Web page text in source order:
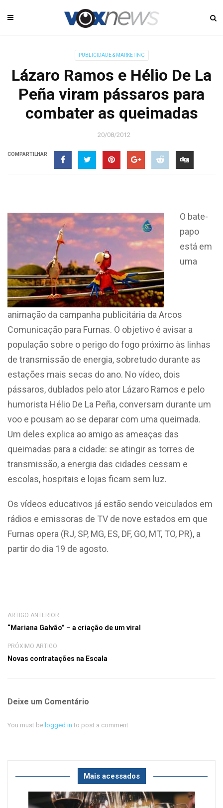
PUBLICIDADE & MARKETING
Lázaro Ramos e Hélio De La
Peña viram pássaros para
combater as queimadas
20/08/2012
COMPARTILHAR
O bate-
papo
está em
uma
animação da campanha publicitária da Arcos
Comunicação para Furnas. O objetivo é avisar a
população sobre o perigo do fogo próximo às linhas
de transmissão de energia, sobretudo durante as
estações mais secas do ano. No vídeo, dois
pássaros, dublados pelo ator Lázaro Ramos e pelo
humorista Hélio De La Peña, conversam durante um
voo e pousam ao se deparar com uma queimada.
Um deles explica ao amigo as ameaças das
queimadas para a cidade: se atingir as torres de
transmissão, a energia das cidades cessam e
escolas, hospitais e lojas ficam sem luz.
Os vídeos educativos já estão sendo veiculados em
rádios e emissoras de TV de nove estados em que
Furnas opera (RJ, SP, MG, ES, DF, GO, MT, TO, PR), a
partir do dia 19 de agosto.
ARTIGO ANTERIOR
“Mariana Galvão” – a criação de um viral
PRÓXIMO ARTIGO
Novas contratações na Escala
Deixe um Comentário
You must be logged in to post a comment.
Mais acessados